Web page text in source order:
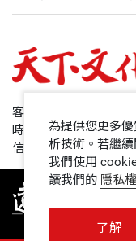
哈佛商業評論
領導影響力學院
1號課堂
客服專線：+886 2
時間：週一~週五
信箱：
為提供您更多
析技術。若繼
我們使用
讀我們的 隱私
了解